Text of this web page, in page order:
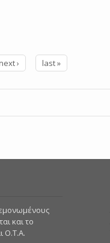
next › last »
και το
Ο.Τ.Α.